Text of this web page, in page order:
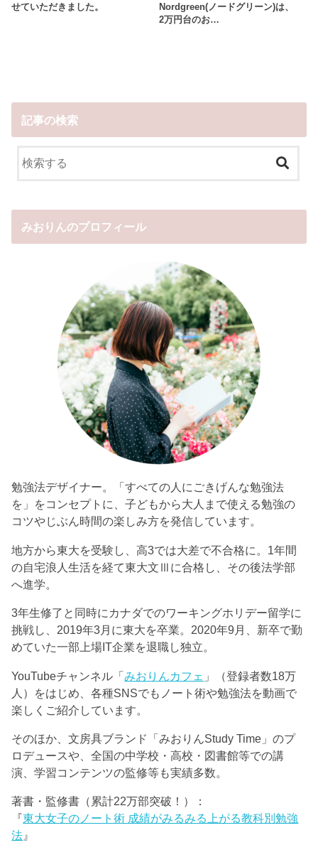
せていただきました。
Nordgreen(ノードグリーン)は、
2万円台のお…
記事の検索
みおりんのプロフィール
勉強法デザイナー。「すべての人にごきげんな勉強法
を」をコンセプトに、子どもから大人まで使える勉強の
コツやじぶん時間の楽しみ方を発信しています。
地方から東大を受験し、高3では大差で不合格に。1年間
の自宅浪人生活を経て東大文Ⅲに合格し、その後法学部
へ進学。
3年生修了と同時にカナダでのワーキングホリデー留学に
挑戦し、2019年3月に東大を卒業。2020年9月、新卒で勤
めていた一部上場IT企業を退職し独立。
YouTubeチャンネル「みおりんカフェ 」（登録者数18万
人）をはじめ、各種SNSでもノート術や勉強法を動画で
楽しくご紹介しています。
そのほか、文房具ブランド「みおりんStudy Time」のプ
ロデュースや、全国の中学校・高校・図書館等での講
演、学習コンテンツの監修等も実績多数。
著書・監修書（累計22万部突破！）：
『東大女子のノート術 成績がみるみる上がる教科別勉強
法 』